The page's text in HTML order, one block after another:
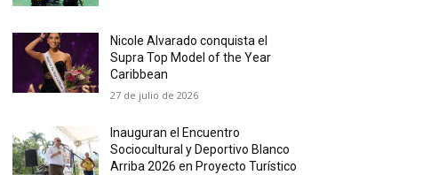
Nicole Alvarado conquista el
Supra Top Model of the Year
Caribbean
27 de julio de 2026
Inauguran el Encuentro
Sociocultural y Deportivo Blanco
Arriba 2026 en Proyecto Turístico